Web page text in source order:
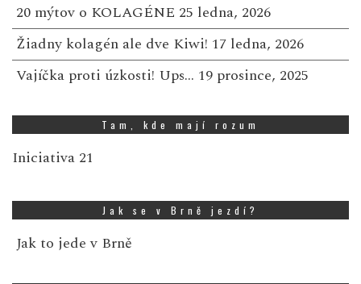
20 mýtov o KOLAGÉNE 25 ledna, 2026
Žiadny kolagén ale dve Kiwi! 17 ledna, 2026
Vajíčka proti úzkosti! Ups… 19 prosince, 2025
Tam, kde mají rozum
Iniciativa 21
Jak se v Brně jezdí?
Jak to jede v Brně